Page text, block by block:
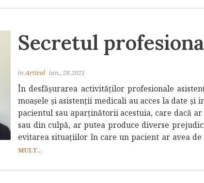
Secretul
inArticol ian., 28 2021
În desfășurarea activităților profesionale
moașele și asistenții medicali au acces la date
pacientul sau aparținătorii acestuia, care dacă
sau din culpă, ar putea produce diverse
evitarea situațiilor în care un pacient ar avea
MULT...